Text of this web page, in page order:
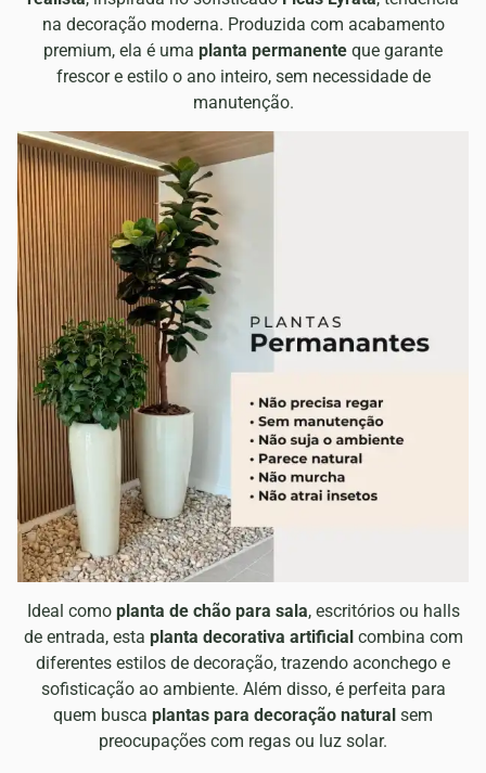
na decoração moderna. Produzida com acabamento
premium, ela é uma planta permanente que garante
frescor e estilo o ano inteiro, sem necessidade de
manutenção.
Ideal como planta de chão para sala, escritórios ou halls
de entrada, esta planta decorativa artificialcombina com
diferentes estilos de decoração, trazendo aconchego e
sofisticação ao ambiente. Além disso, é perfeita para
quem busca plantas para decoração natural sem
preocupações com regas ou luz solar.